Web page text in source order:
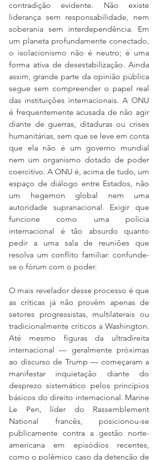
contradição evidente. Não existe
liderança sem responsabilidade, nem
soberania sem interdependência. Em
um planeta profundamente conectado,
o isolacionismo não é neutro; é uma
forma ativa de desestabilização. Ainda
assim, grande parte da opinião pública
segue sem compreender o papel real
das instituições internacionais. A ONU
é frequentemente acusada de não agir
diante de guerras, ditaduras ou crises
humanitárias, sem que se leve em conta
que ela não é um governo mundial
nem um organismo dotado de poder
coercitivo. A ONU é, acima de tudo, um
espaço de diálogo entre Estados, não
um hegemon global nem uma
autoridade supranacional. Exigir que
funcione como uma polícia
internacional é tão absurdo quanto
pedir a uma sala de reuniões que
resolva um conflito familiar: confunde-
se o fórum com o poder.
O mais revelador desse processo é que
as críticas já não provêm apenas de
setores progressistas, multilaterais ou
tradicionalmente críticos a Washington.
Até mesmo figuras da ultradireita
internacional — geralmente próximas
ao discurso de Trump — começaram a
manifestar inquietação diante do
desprezo sistemático pelos princípios
básicos do direito internacional. Marine
Le Pen, líder do Rassemblement
National francês, posicionou-se
publicamente contra a gestão norte-
americana em episódios recentes,
como o polêmico caso da detenção de